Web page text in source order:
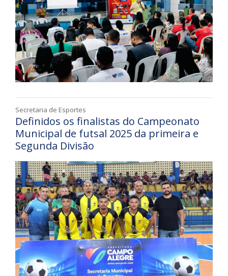
Secretaria de Esportes
Definidos os finalistas do Campeonato
Municipal de futsal 2025 da primeira e
Segunda Divisão